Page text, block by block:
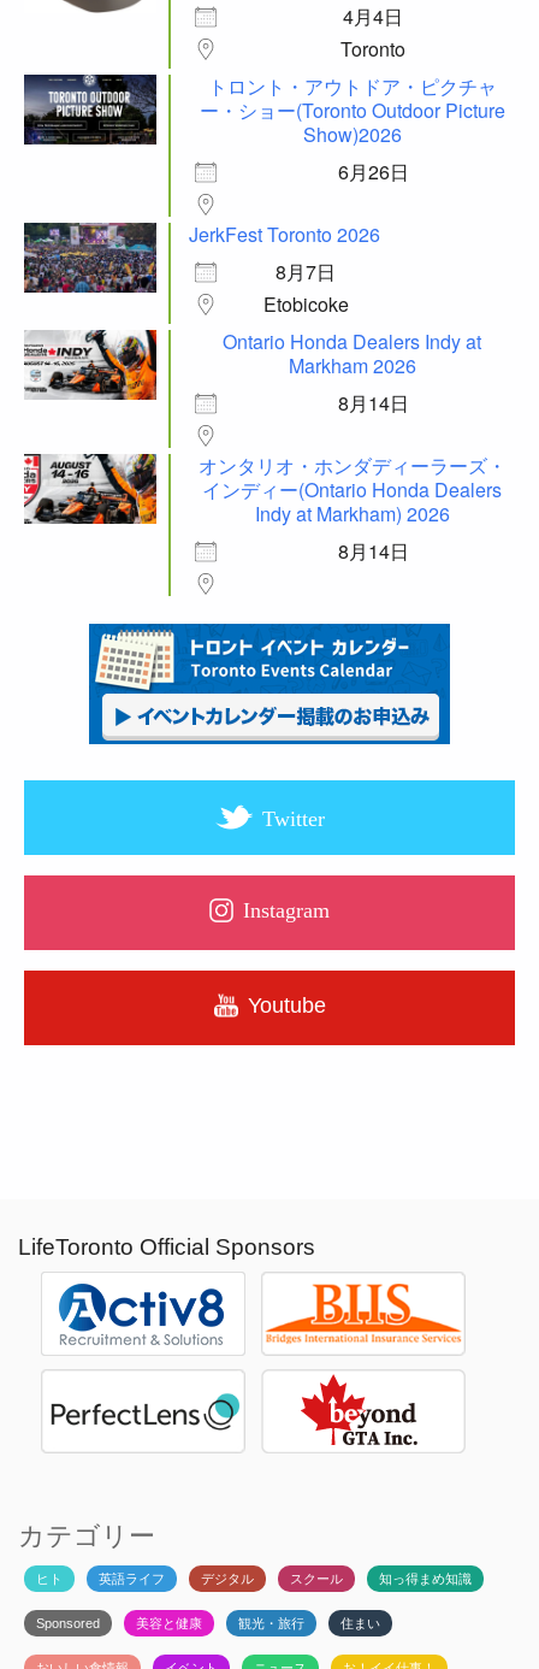
4月4日
Toronto
トロント・アウトドア・ピクチャ
ー・ショー(Toronto Outdoor Picture
Show)2026
6月26日
JerkFest Toronto 2026
8月7日
Etobicoke
Ontario Honda Dealers Indy at
Markham 2026
8月14日
オンタリオ・ホンダディーラーズ・
インディー(Ontario Honda Dealers
Indy at Markham) 2026
8月14日
Twitter
Instagram
Youtube
LifeToronto Official Sponsors
カテゴリー
ヒト 英語ライフ デジタル スクール 知っ得まめ知識
Sponsored 美容と健康 観光・旅行 住まい